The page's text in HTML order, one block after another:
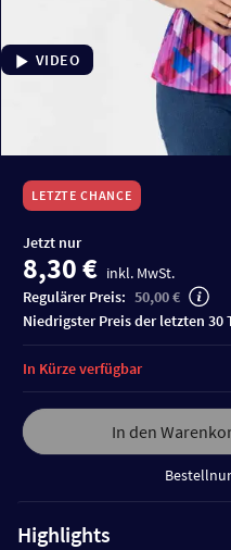
VIDEO
LETZTE CHANCE
Jetzt nur
8,30 € inkl. MwSt.
Regulärer Preis: 50,00 €
niedrigster Preis der letzten 30
In den
In Kürze verfügbar
Highlights